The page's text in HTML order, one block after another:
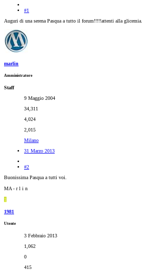
#1
Auguri di una serena Pasqua a tutto il forum!!!!!attenti alla glicemia..
marlin
Amministratore
Staff
9 Maggio 2004
34,311
4,024
2,015
Milano
31 Marzo 2013
#2
Buonissima Pasqua a tutti voi.
MA - r l i n
1
1981
Utente
3 Febbraio 2013
1,062
0
415